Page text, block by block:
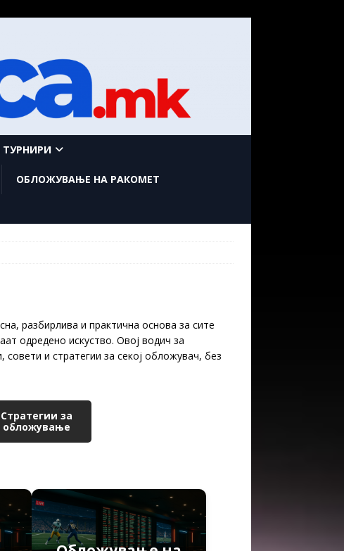
ОБЛОЖУВАЊЕ НА РАКОМЕТ
разбирлива и практична основа за сите
одредено искуство. Овој водич за
и стратегии за секој обложувач, без
Стратегии за
обложување